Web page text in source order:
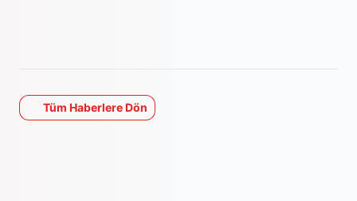
Tüm Haberlere Dön